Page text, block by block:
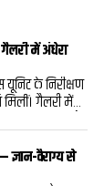
में अंधेरा
यूनिट के निरीक्षण
गैलरी में
के निर्देश दिए।
कार्य पूरा
में पर्याप्त
ज्ञान-वैराग्य से